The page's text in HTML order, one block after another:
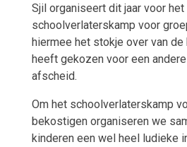
Sjil organiseert dit jaar voor
schoolverlaterskamp voor
hiermee het stokje over van
heeft gekozen voor een
afscheid.
Om het schoolverlaterskamp
bekostigen organiseren we
kinderen een wel heel ludieke